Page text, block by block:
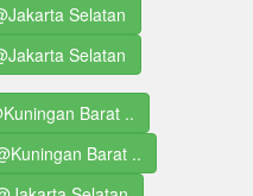
Selatan
Selatan
Barat ..
Barat ..